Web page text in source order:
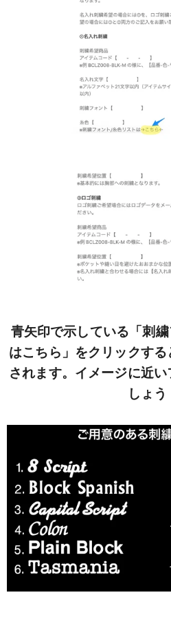
青矢印で示している「刺
はこちら」をクリックす
されます。イメージに近
しょう